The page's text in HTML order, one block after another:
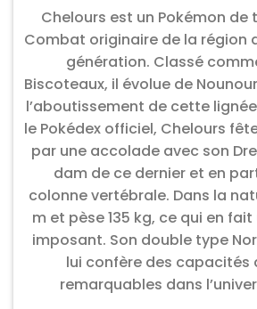
Chelours est un Pokémon de
Combat originaire de la région
génération. Classé
Biscoteaux, il évolue de
l’aboutissement de cette
le Pokédex officiel, Chelours
par une accolade avec son
dam de ce dernier et en
colonne vertébrale. Dans la
m et pèse 135 kg, ce qui en
imposant. Son double type
lui confère des capacités
remarquables dans